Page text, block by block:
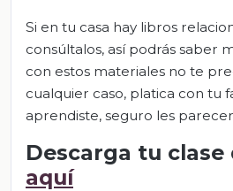
Si en tu casa hay libros
consúltalos, así podrás saber
con estos materiales no te
cualquier caso, platica con tu
aprendiste, seguro les
Descarga tu clase
aquí